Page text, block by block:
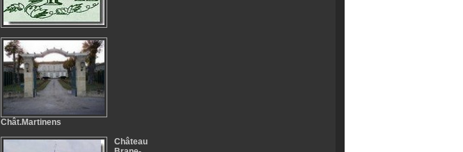
Chât.Martinens
Château